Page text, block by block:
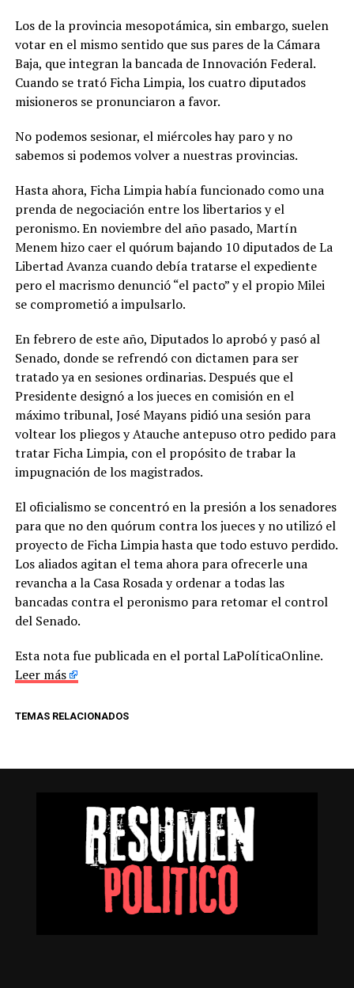
Los de la provincia mesopotámica, sin embargo, suelen
votar en el mismo sentido que sus pares de la Cámara
Baja, que integran la bancada de Innovación Federal.
Cuando se trató Ficha Limpia, los cuatro diputados
misioneros se pronunciaron a favor.
No podemos sesionar, el miércoles hay paro y no
sabemos si podemos volver a nuestras provincias.
Hasta ahora, Ficha Limpia había funcionado como una
prenda de negociación entre los libertarios y el
peronismo. En noviembre del año pasado, Martín
Menem hizo caer el quórum bajando 10 diputados de La
Libertad Avanza cuando debía tratarse el expediente
pero el macrismo denunció “el pacto” y el propio Milei
se comprometió a impulsarlo.
En febrero de este año, Diputados lo aprobó y pasó al
Senado, donde se refrendó con dictamen para ser
tratado ya en sesiones ordinarias. Después que el
Presidente designó a los jueces en comisión en el
máximo tribunal, José Mayans pidió una sesión para
voltear los pliegos y Atauche antepuso otro pedido para
tratar Ficha Limpia, con el propósito de trabar la
impugnación de los magistrados.
El oficialismo se concentró en la presión a los senadores
para que no den quórum contra los jueces y no utilizó el
proyecto de Ficha Limpia hasta que todo estuvo perdido.
Los aliados agitan el tema ahora para ofrecerle una
revancha a la Casa Rosada y ordenar a todas las
bancadas contra el peronismo para retomar el control
del Senado.
Esta nota fue publicada en el portal LaPolíticaOnline.
Leer más
TEMAS RELACIONADOS